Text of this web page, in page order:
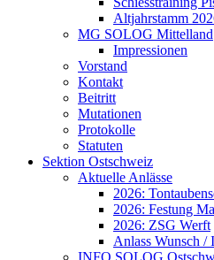
Altjahrstamm
MG SOLOG Mittelland
Impressionen
Vorstand
Kontakt
Beitritt
Mutationen
Protokolle
Statuten
Sektion Ostschweiz
Aktuelle Anlässe
2026:
2026: Festung
2026: ZSG Werft
Anlass Wunsch /
INFO SOLOG